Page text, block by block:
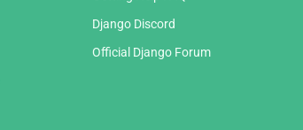
Django Discord
Official Django Forum